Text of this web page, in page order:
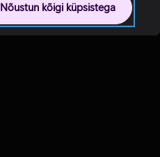
Nõustun kõigi küpsistega